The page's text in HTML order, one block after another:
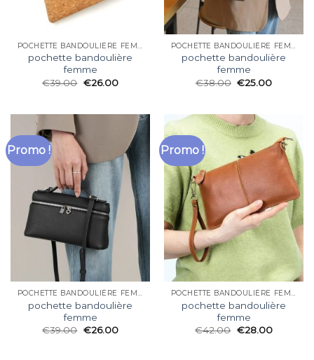
POCHETTE BANDOULIÈRE FEMME
pochette bandoulière
femme
€39.00 €26.00
POCHETTE BANDOULIÈRE FEMME
pochette bandoulière
femme
€38.00 €25.00
Promo !
POCHETTE BANDOULIÈRE FEMME
pochette bandoulière
femme
€39.00 €26.00
Promo !
POCHETTE BANDOULIÈRE FEMME
pochette bandoulière
femme
€42.00 €28.00